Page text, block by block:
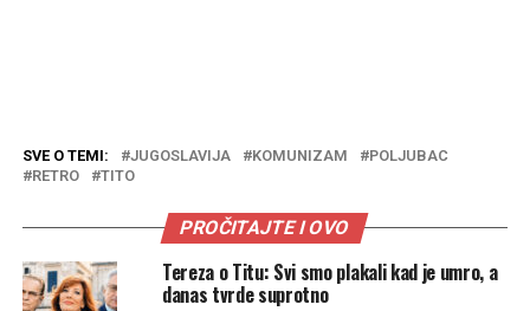
SVE O TEMI: JUGOSLAVIJA KOMUNIZAM
POLJUBAC
RETRO
TITO
PROČITAJTE I OVO
Tereza o Titu: Svi smo plakali kad je umro, a
danas tvrde suprotno